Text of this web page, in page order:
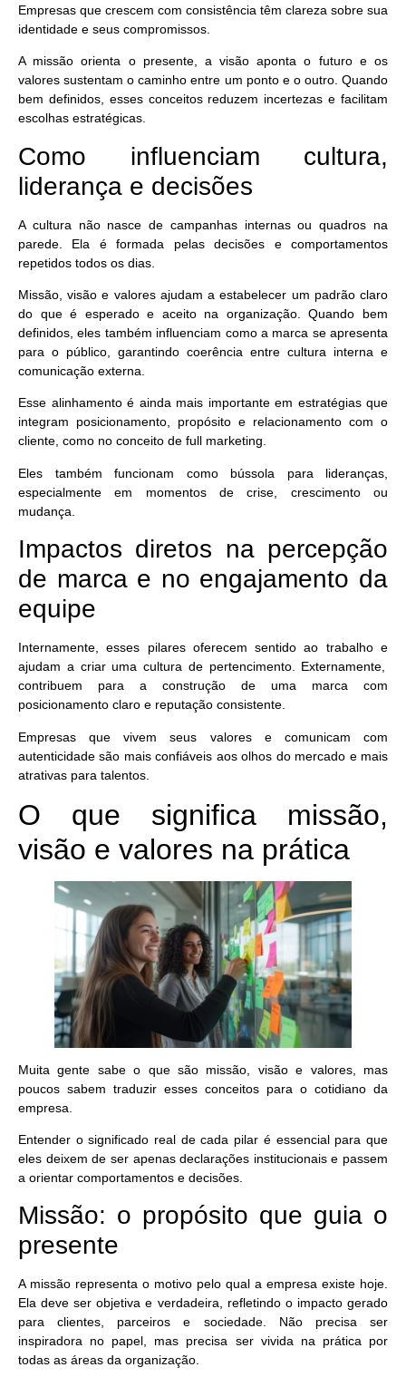
Empresas que crescem com consistência têm clareza sobre sua
identidade e seus compromissos.
A missão orienta o presente, a visão aponta o futuro e os
valores sustentam o caminho entre um ponto e o outro. Quando
bem definidos, esses conceitos reduzem incertezas e facilitam
escolhas estratégicas.
Como influenciam cultura,
liderança e decisões
A cultura não nasce de campanhas internas ou quadros na
parede. Ela é formada pelas decisões e comportamentos
repetidos todos os dias.
Missão, visão e valores ajudam a estabelecer um padrão claro
do que é esperado e aceito na organização. Quando bem
definidos, eles também influenciam como a marca se apresenta
para o público, garantindo coerência entre cultura interna e
comunicação externa.
Esse alinhamento é ainda mais importante em estratégias que
integram posicionamento, propósito e relacionamento com o
cliente, como no conceito de full marketing.
Eles também funcionam como bússola para lideranças,
especialmente em momentos de crise, crescimento ou
mudança.
Impactos diretos na percepção
de marca e no engajamento da
equipe
Internamente, esses pilares oferecem sentido ao trabalho e
ajudam a criar uma cultura de pertencimento. Externamente,
contribuem para a construção de uma marca com
posicionamento claro e reputação consistente.
Empresas que vivem seus valores e comunicam com
autenticidade são mais confiáveis aos olhos do mercado e mais
atrativas para talentos.
O que significa missão,
visão e valores na prática
Muita gente sabe o que são missão, visão e valores, mas
poucos sabem traduzir esses conceitos para o cotidiano da
empresa.
Entender o significado real de cada pilar é essencial para que
eles deixem de ser apenas declarações institucionais e passem
a orientar comportamentos e decisões.
Missão: o propósito que guia o
presente
A missão representa o motivo pelo qual a empresa existe hoje.
Ela deve serobjetiva e verdadeira, refletindo o impacto gerado
para clientes, parceiros e sociedade. Não precisa ser
inspiradora no papel, mas precisa ser vivida na prática por
todas as áreas da organização.